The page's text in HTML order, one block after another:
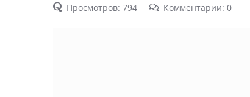
Просмотров: 794 Комментарии: 0